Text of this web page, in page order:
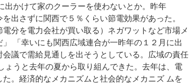
出かけて家のクーラーを使わないとか。昨年
出さずに関西で５％くらい節電効果があった。
分を電力会社が買い取る）ネガワットなど市場メ
「幸いにも関西広域連合が一昨年の１２月に出
議で需給見通しを出そうとしている。広域の責任
ょうと去年の夏から取り組んできた。去年は、電
。経済的なメカニズムと社会的なメカニズ ムを